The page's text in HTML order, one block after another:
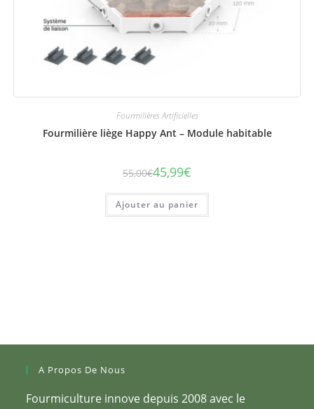
Fourmilières Artificielles
Fourmilière liège Happy Ant – Module habitable
55,00€ Le
initial
était :
55,00€.
45,99€
Le
actuel
est :
45,99€.
Ajouter au panier
A Propos De Nous
Fourmiculture innove depuis 2008 avec le